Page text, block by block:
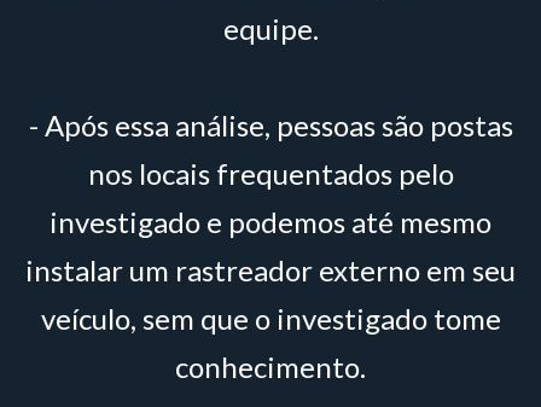
equipe.
- Após essa análise, pessoas são postas
nos locais frequentados pelo
investigado e podemos até mesmo
instalar um rastreador externo em seu
veículo, sem que o investigado tome
conhecimento.